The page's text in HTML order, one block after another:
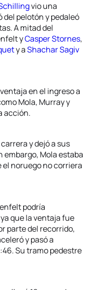
vio una
del pelotón y pedaleó
A mitad del
yCasper Stornes,
y aShachar Sagiv
en el ingreso a
Mola, Murray y
acción.
y dejó a sus
Mola estaba
el noruego no corriera
podría
que la ventaja fue
parte del recorrido,
y pasó a
Su tramo pedestre